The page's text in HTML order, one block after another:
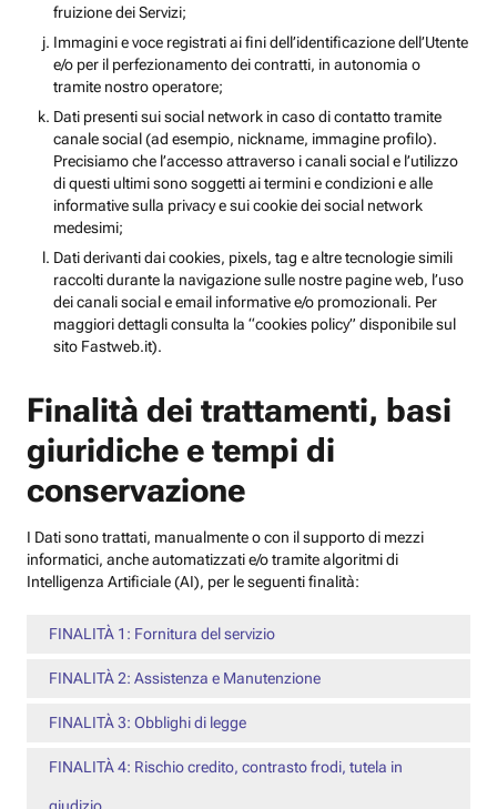
fruizione dei Servizi;
Immagini e voce registrati ai fini dell’identificazione dell’Utente
e/o per il perfezionamento dei contratti, in autonomia o
tramite nostro operatore;
Dati presenti sui social network in caso di contatto tramite
canale social (ad esempio, nickname, immagine profilo).
Precisiamo che l’accesso attraverso i canali social e l’utilizzo
di questi ultimi sono soggetti ai termini e condizioni e alle
informative sulla privacy e sui cookie dei social network
medesimi;
Dati derivanti dai cookies, pixels, tag e altre tecnologie simili
raccolti durante la navigazione sulle nostre pagine web, l’uso
dei canali social e email informative e/o promozionali. Per
maggiori dettagli consulta la “cookies policy” disponibile sul
sito Fastweb.it).
Finalità dei trattamenti, basi
giuridiche e tempi di
conservazione
I Dati sono trattati, manualmente o con il supporto di mezzi
informatici, anche automatizzati e/o tramite algoritmi di
Intelligenza Artificiale (AI), per le seguenti finalità:
FINALITÀ 1: Fornitura del servizio
FINALITÀ 2: Assistenza e Manutenzione
FINALITÀ 3: Obblighi di legge
FINALITÀ 4: Rischio credito, contrasto frodi, tutela in